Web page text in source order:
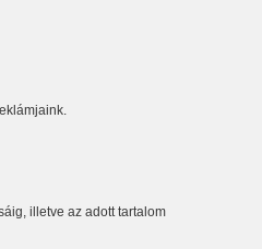
illetve az adott tartalom